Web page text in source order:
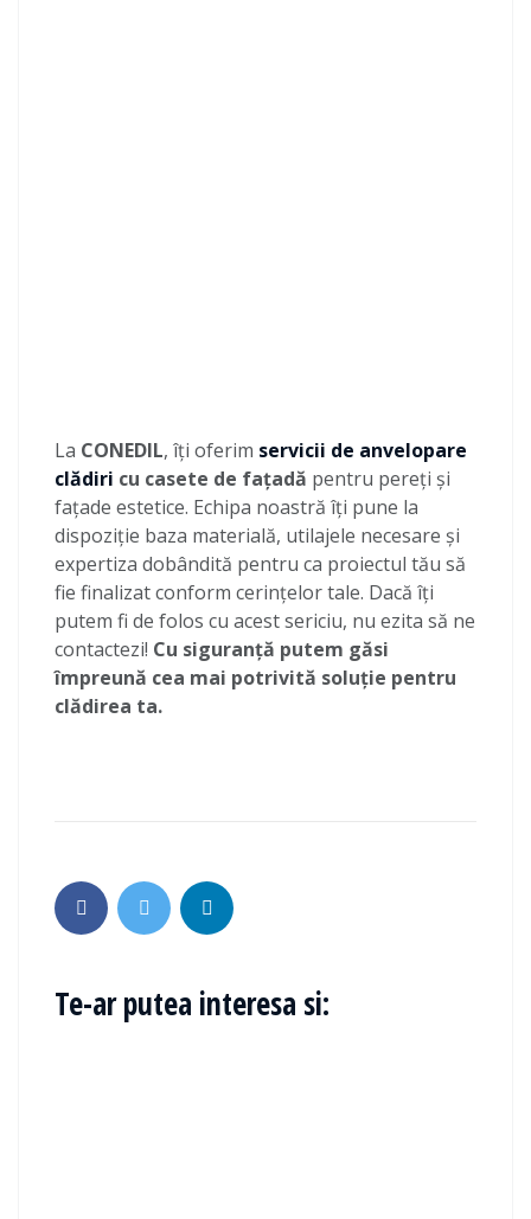
La CONEDIL, îți oferim servicii de anvelopare
clădiri cu casete de fațadă pentru pereți și
fațade estetice. Echipa noastră îți pune la
dispoziție baza materială, utilajele necesare și
expertiza dobândită pentru ca proiectul tău să
fie finalizat conform cerințelor tale. Dacă îți
putem fi de folos cu acest sericiu, nu ezita să ne
contactezi! Cu siguranță putem găsi
împreună cea mai potrivită soluție pentru
clădirea ta.
Te-ar putea interesa si: